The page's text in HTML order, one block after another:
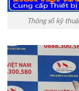
Thông số kỹ